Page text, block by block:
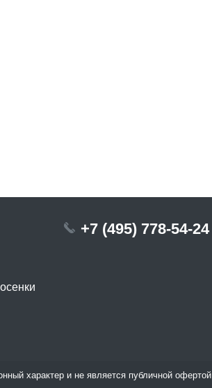
+7 (495) 778-54-24
характер и не является публичной офертой